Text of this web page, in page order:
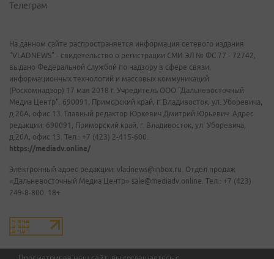
Телеграм
На данном сайте распространяется информация сетевого издания
"VLADNEWS" - свидетельство о регистрации СМИ ЭЛ № ФС 77 - 72742,
выдано Федеральной службой по надзору в сфере связи,
информационных технологий и массовых коммуникаций
(Роскомнадзор) 17 мая 2018 г. Учредитель ООО "Дальневосточный
Медиа Центр". 690091, Приморский край, г. Владивосток, ул. Уборевича,
д.20А, офис 13. Главный редактор Юркевич Дмитрий Юрьевич. Адрес
редакции: 690091, Приморский край, г. Владивосток, ул. Уборевича,
д.20А, офис 13. Тел.: +7 (423) 2-415-600.
https://mediadv.online/
Электронный адрес редакции: vladnews@inbox.ru. Отдел продаж
«Дальневосточный Медиа Центр» sale@mediadv.online. Тел.: +7 (423)
249-8-800. 18+